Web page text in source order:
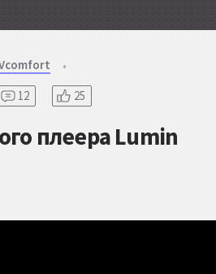
•
12 25
плеера Lumin